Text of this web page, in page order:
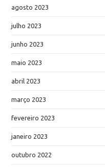
agosto 2023
julho 2023
junho 2023
maio 2023
abril 2023
março 2023
fevereiro 2023
janeiro 2023
outubro 2022